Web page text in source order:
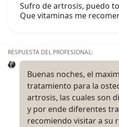
Sufro de artrosis, puedo
Que vitaminas me
RESPUESTA DEL PROFESIONAL:
Buenas noches, el
tratamiento para la
artrosis, las cuales son
y por ende diferentes
recomiendo visitar a su